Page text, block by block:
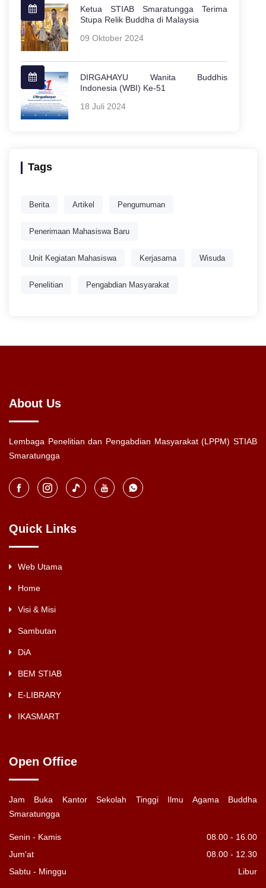
Ketua STIAB Smaratungga Terima
Stupa Relik Buddha di Malaysia
09 Oktober 2024
DIRGAHAYU Wanita Buddhis
Indonesia (WBI) Ke-51
18 Juli 2024
Tags
Berita Artikel Pengumuman
Penerimaan Mahasiswa Baru
Unit Kegiatan Mahasiswa Kerjasama Wisuda
Penelitian Pengabdian Masyarakat
About Us
Lembaga Penelitian dan Pengabdian Masyarakat (LPPM) STIAB
Smaratungga
Quick Links
Web Utama
Home
Visi & Misi
Sambutan
DiA
BEM STIAB
E-LIBRARY
IKASMART
Open Office
Jam Buka Kantor Sekolah Tinggi Ilmu Agama Buddha
Smaratungga
Senin - Kamis
08.00 - 16.00
Jum'at
08.00 - 12.30
Sabtu - Minggu
Libur